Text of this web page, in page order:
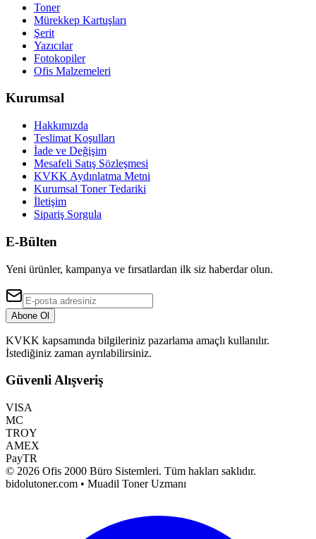
Toner
Mürekkep Kartuşları
Şerit
Yazıcılar
Fotokopiler
Ofis Malzemeleri
Kurumsal
Hakkımızda
Teslimat Koşulları
İade ve Değişim
Mesafeli Satış Sözleşmesi
KVKK Aydınlatma Metni
Kurumsal Toner Tedariki
İletişim
Sipariş Sorgula
E-Bülten
Yeni ürünler, kampanya ve fırsatlardan ilk siz haberdar olun.
Abone Ol
KVKK kapsamında bilgileriniz pazarlama amaçlı kullanılır.
İstediğiniz zaman ayrılabilirsiniz.
Güvenli Alışveriş
VISA
MC
TROY
AMEX
PayTR
© 2026 Ofis 2000 Büro Sistemleri. Tüm hakları saklıdır.
bidolutoner.com • Muadil Toner Uzmanı